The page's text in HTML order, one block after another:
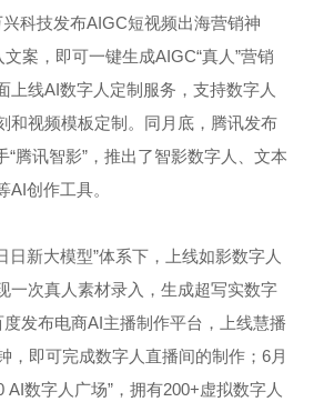
科技发布AIGC短视频出海营销神
文案，即可一键生成AIGC“真人”营销
上线AI数字人定制服务，支持数字人
和视频模板定制。同月底，腾讯发布
“腾讯智影”，推出了智影数字人、文本
AI创作工具。
日新大模型”体系下，上线如影数字人
一次真人素材录入，生成超写实数字
发布电商AI主播制作平台，上线慧播
，即可完成数字人直播间的制作；6月
AI数字人广场”，拥有200+虚拟数字人